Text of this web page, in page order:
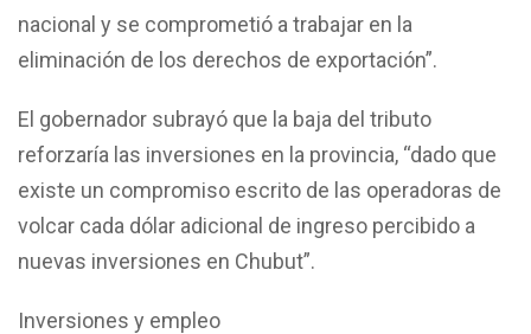
nacional y se comprometió a trabajar en la
eliminación de los derechos de exportación”.
El gobernador subrayó que la baja del tributo
reforzaría las inversiones en la provincia, “dado que
existe un compromiso escrito de las operadoras de
volcar cada dólar adicional de ingreso percibido a
nuevas inversiones en Chubut”.
Inversiones y empleo